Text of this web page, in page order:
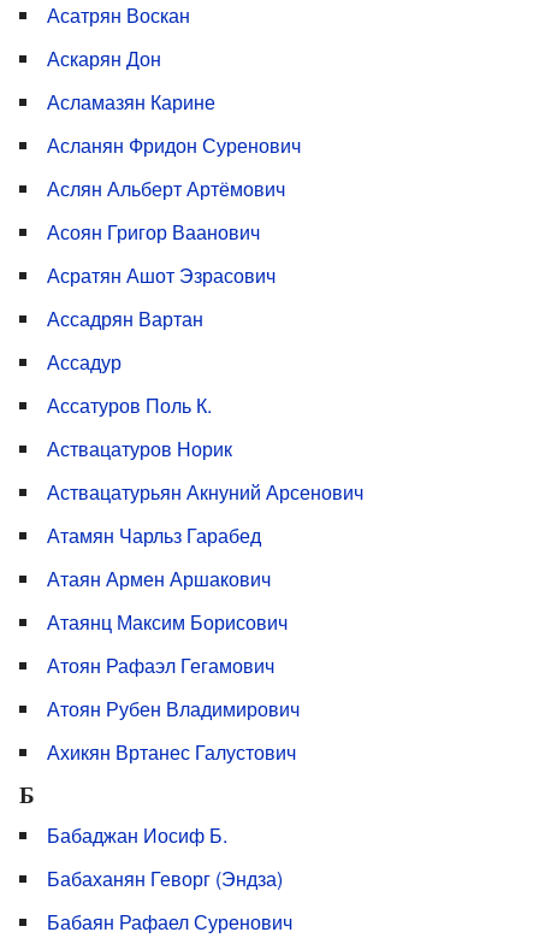
Асатрян Воскан
Аскарян Дон
Асламазян Карине
Асланян Фридон Суренович
Аслян Альберт Артёмович
Асоян Григор Ваанович
Асратян Ашот Эзрасович
Ассадрян Вартан
Ассадур
Ассатуров Поль К.
Аствацатуров Норик
Аствацатурьян Акнуний Арсенович
Атамян Чарльз Гарабед
Атаян Армен Аршакович
Атаянц Максим Борисович
Атоян Рафаэл Гегамович
Атоян Рубен Владимирович
Ахикян Вртанес Галустович
Б
Бабаджан Иосиф Б.
Бабаханян Геворг (Эндза)
Бабаян Рафаел Суренович